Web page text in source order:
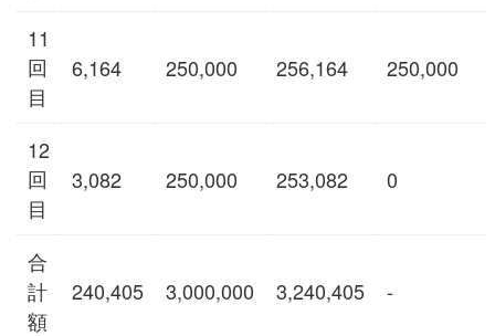
11
回
目
6,164 250,000 256,164 250,000
12
回
目
3,082 250,000 253,082 0
合
計
額
240,405 3,000,000 3,240,405 -